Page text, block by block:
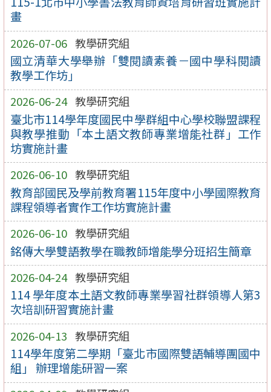
畫
2026-07-06 教學研究組
國立清華大學舉辦「雙閱讀素養－國中學科閱讀
教學工作坊」
2026-06-24 教學研究組
臺北市114學年度國民中學群組中心學校聯盟課程
與教學推動「本土語文教師專業增能社群」工作
坊實施計畫
2026-06-10 教學研究組
教育部國民及學前教育署115年度中小學國際教育
課程領導者實作工作坊實施計畫
2026-06-10 教學研究組
銘傳大學雙語教學在職教師增能學分班招生簡章
2026-04-24 教學研究組
114 學年度本土語文教師專業學習社群領導人第3
次培訓研習實施計畫
2026-04-13 教學研究組
114學年度第二學期「臺北市國際雙語輔導團國中
組」 辦理增能研習一案